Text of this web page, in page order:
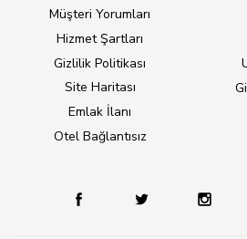
Müşteri Yorumları
Hizmet Şartları
Gizlilik Politikası
Site Haritası
Emlak İlanı
Otel Bağlantısız